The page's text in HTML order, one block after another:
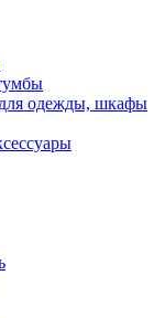
одежды, шкафы